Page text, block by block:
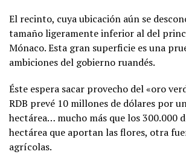
El recinto, cuya ubicación aún se
tamaño ligeramente inferior al del
Mónaco. Esta gran superficie es una
ambiciones del gobierno ruandés.
Éste espera sacar provecho del «oro
RDB prevé 10 millones de dólares por
hectárea… mucho más que los 300.000
hectárea que aportan las flores, otra
agrícolas.